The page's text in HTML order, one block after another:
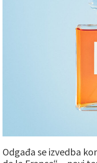
Odgađa se izvedba